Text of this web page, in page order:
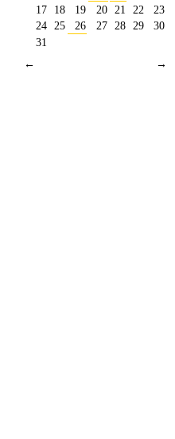
17
18 19 20 21 22
23
24 25 26 27 28 29
30
31
←
→